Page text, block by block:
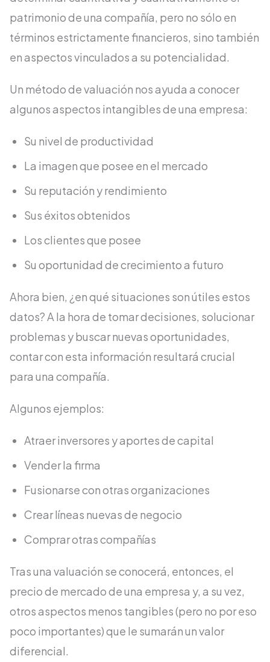
patrimonio de una compañía, pero no sólo en
términos estrictamente financieros, sino también
en aspectos vinculados a su potencialidad.
Un método de valuación nos ayuda a conocer
algunos aspectos intangibles de una empresa:
Su nivel de productividad
La imagen que posee en el mercado
Su reputación y rendimiento
Sus éxitos obtenidos
Los clientes que posee
Su oportunidad de crecimiento a futuro
Ahora bien, ¿en qué situaciones son útiles estos
datos? A la hora de tomar decisiones, solucionar
problemas y buscar nuevas oportunidades,
contar con esta información resultará crucial
para una compañía.
Algunos ejemplos:
Atraer inversores y aportes de capital
Vender la firma
Fusionarse con otras organizaciones
Crear líneas nuevas de negocio
Comprar otras compañías
Tras una valuación se conocerá, entonces, el
precio de mercado de una empresa y, a su vez,
otros aspectos menos tangibles (pero no por eso
poco importantes) que le sumarán un valor
diferencial.